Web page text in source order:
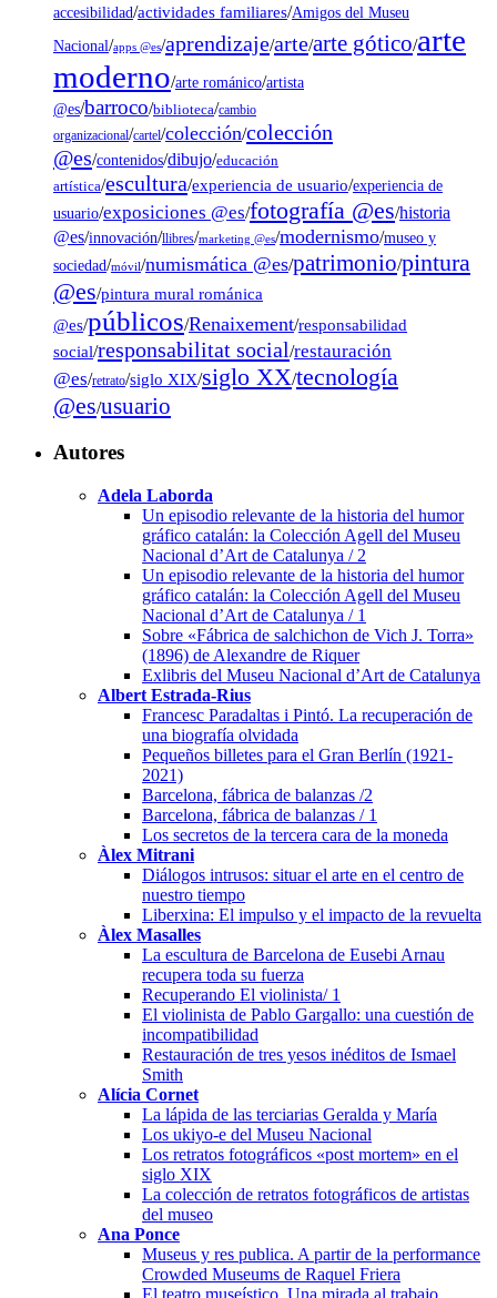
accesibilidad/actividades familiares/Amigos del Museu
Nacional/apps @es/aprendizaje/arte/arte gótico/arte
moderno/arte románico/artista
@es/barroco/biblioteca/cambio
organizacional/cartel/colección/colección
@es/contenidos/dibujo/educación
artística/escultura/experiencia de usuario/experiencia de
usuario/exposiciones @es/fotografía @es/historia
@es/innovación/llibres/marketing @es/modernismo/museo y
sociedad/móvil/numismática @es/patrimonio/pintura
@es/pintura mural románica
@es/públicos/Renaixement/responsabilidad
social/responsabilitat social/restauración
@es/retrato/siglo XIX/siglo XX/tecnología
@es/usuario
Autores
Adela Laborda
Un episodio relevante de la historia del humor
gráfico catalán: la Colección Agell del Museu
Nacional d’Art de Catalunya / 2
Un episodio relevante de la historia del humor
gráfico catalán: la Colección Agell del Museu
Nacional d’Art de Catalunya / 1
Sobre «Fábrica de salchichon de Vich J. Torra»
(1896) de Alexandre de Riquer
Exlibris del Museu Nacional d’Art de Catalunya
Albert Estrada-Rius
Francesc Paradaltas i Pintó. La recuperación de
una biografía olvidada
Pequeños billetes para el Gran Berlín (1921-
2021)
Barcelona, fábrica de balanzas /2
Barcelona, fábrica de balanzas / 1
Los secretos de la tercera cara de la moneda
Àlex Mitrani
Diálogos intrusos: situar el arte en el centro de
nuestro tiempo
Liberxina: El impulso y el impacto de la revuelta
Àlex Masalles
La escultura de Barcelona de Eusebi Arnau
recupera toda su fuerza
Recuperando El violinista/ 1
El violinista de Pablo Gargallo: una cuestión de
incompatibilidad
Restauración de tres yesos inéditos de Ismael
Smith
Alícia Cornet
La lápida de las terciarias Geralda y María
Los ukiyo-e del Museu Nacional
Los retratos fotográficos «post mortem» en el
siglo XIX
La colección de retratos fotográficos de artistas
del museo
Ana Ponce
Museus y res publica. A partir de la performance
Crowded Museums de Raquel Friera
El teatro museístico. Una mirada al trabajo